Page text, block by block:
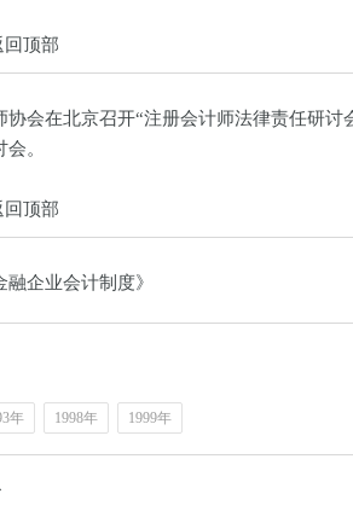
回顶部
协会在北京召开“注册会计师法律责任研
。
回顶部
企业会计制度》
年 1998年 1999年